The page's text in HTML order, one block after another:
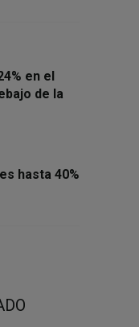
en el
de la
hasta 40%